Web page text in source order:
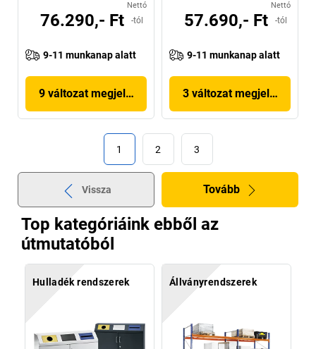
Nettó
76.290,- Ft -tól
9-11 munkanap alatt
9 változat megjelenítése
Nettó
57.690,- Ft -tól
9-11 munkanap alatt
3 változat megjelenítése
1 2 3
Vissza Tovább
Top kategóriáink ebből az
útmutatóból
Hulladék rendszerek Állványrendszerek